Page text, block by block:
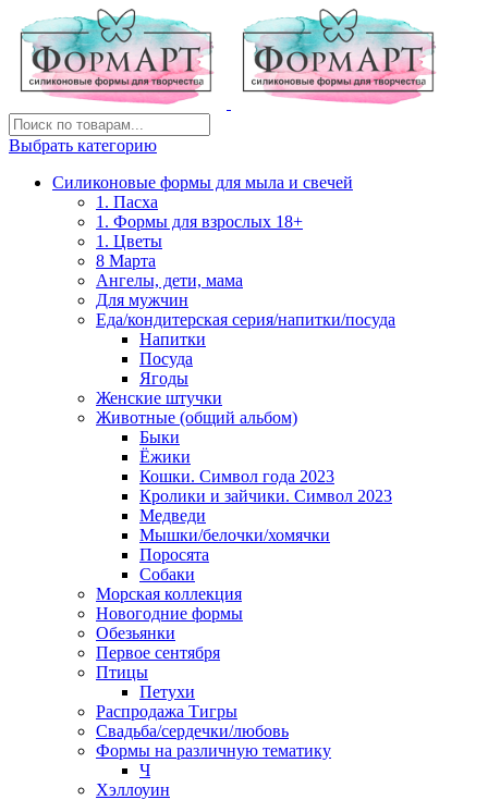
Выбрать категорию
Силиконовые формы для мыла и свечей
1. Пасха
1. Формы для взрослых 18+
1. Цветы
8 Марта
Ангелы, дети, мама
Для мужчин
Еда/кондитерская серия/напитки/посуда
Напитки
Посуда
Ягоды
Женские штучки
Животные (общий альбом)
Быки
Ёжики
Кошки. Символ года 2023
Кролики и зайчики. Символ 2023
Медведи
Мышки/белочки/хомячки
Поросята
Собаки
Морская коллекция
Новогодние формы
Обезьянки
Первое сентября
Птицы
Петухи
Распродажа Тигры
Свадьба/сердечки/любовь
Формы на различную тематику
Ч
Хэллоуин